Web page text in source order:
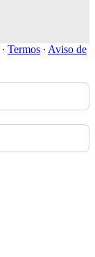
∙ Termos ∙ Aviso de